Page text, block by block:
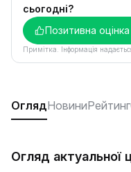
сьогодні?
Позитивна оцінка
Примітка. Інформація
ОглядНовиниРейтинг
Огляд актуальної